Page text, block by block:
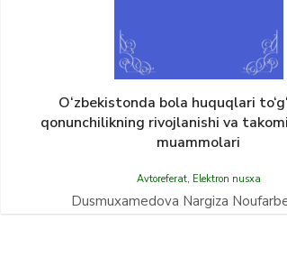
O‘zbekistonda bola huquqlari
qonunchilikning rivojlanishi va
muammolari
Avtoreferat, Elektron nusxa
Dusmuxamedova Nargiza